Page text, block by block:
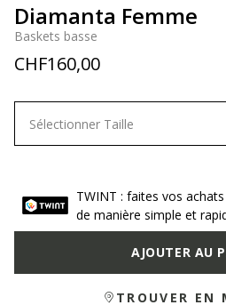
Diamanta Femme
Baskets basse
CHF160,00
Sélectionner Taille
TWINT : faites vos
de manière simple et
AJOUTER AU
TROUVER EN